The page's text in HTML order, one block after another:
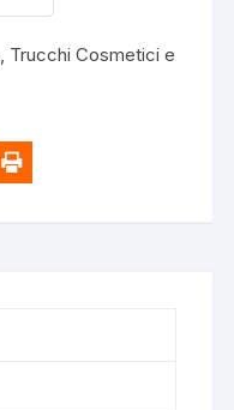
, Trucchi Cosmetici e